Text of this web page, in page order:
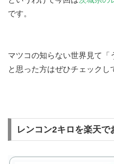
です。
マツコの知らない世界見て「
と思った方はぜひチェックし
レンコン2キロを楽天で